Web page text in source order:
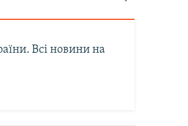
Всі новини на